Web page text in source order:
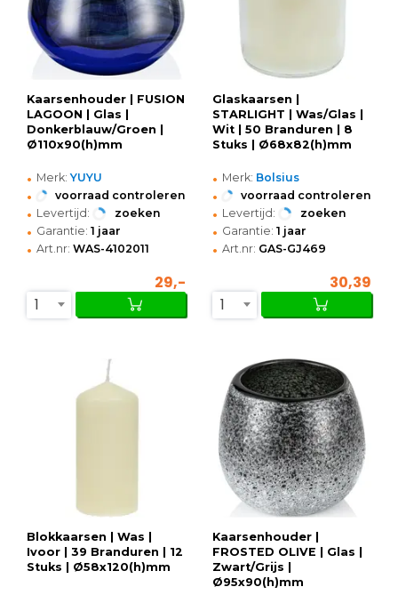
Kaarsenhouder | FUSION
LAGOON | Glas |
Donkerblauw/Groen |
Ø110x90(h)mm
• Merk: YUYU
• voorraad controleren
• Levertijd: zoeken
• Garantie: 1 jaar
• Art.nr: WAS-4102011
29,-
1
Glaskaarsen |
STARLIGHT | Was/Glas |
Wit | 50 Branduren | 8
Stuks | Ø68x82(h)mm
• Merk: Bolsius
• voorraad controleren
• Levertijd: zoeken
• Garantie: 1 jaar
• Art.nr: GAS-GJ469
30,39
1
Blokkaarsen | Was |
Ivoor | 39 Branduren | 12
Stuks | Ø58x120(h)mm
Kaarsenhouder |
FROSTED OLIVE | Glas |
Zwart/Grijs |
Ø95x90(h)mm